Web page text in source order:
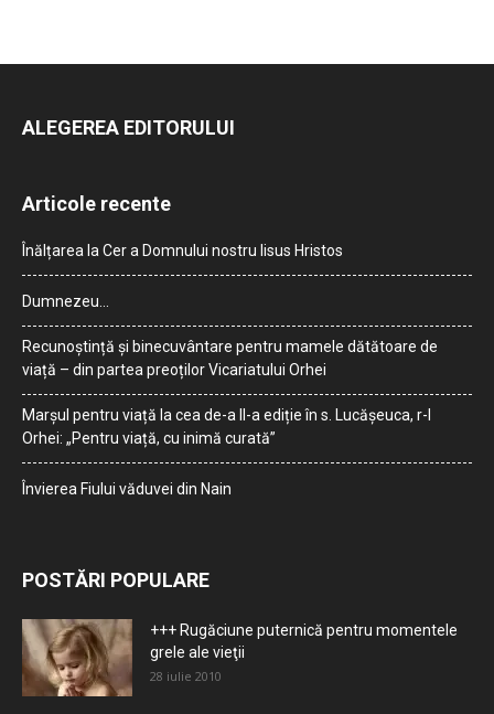
ALEGEREA EDITORULUI
Articole recente
Înălțarea la Cer a Domnului nostru Iisus Hristos
Dumnezeu…
Recunoștință și binecuvântare pentru mamele dătătoare de
viață – din partea preoților Vicariatului Orhei
Marșul pentru viață la cea de-a II-a ediție în s. Lucășeuca, r-l
Orhei: „Pentru viață, cu inimă curată”
Învierea Fiului văduvei din Nain
POSTĂRI POPULARE
+++ Rugăciune puternică pentru momentele
grele ale vieţii
28 iulie 2010